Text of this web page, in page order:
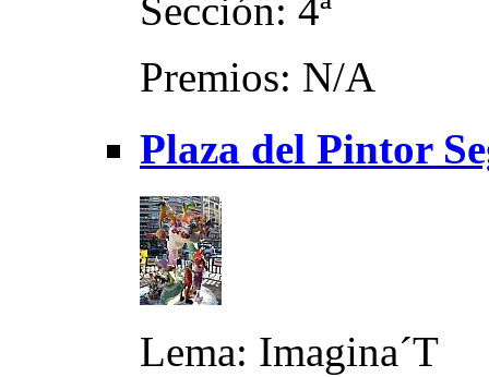
Sección: 4ª
Premios: N/A
Plaza del Pintor
Lema: Imagina´T